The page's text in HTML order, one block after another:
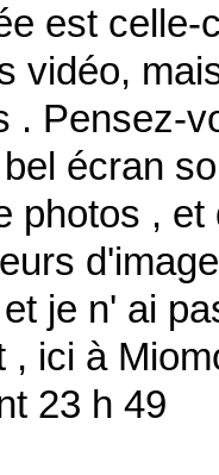
est
vidéo,
. Pensez-
écran
photos ,
je n' ai
, ici à
23 h 49